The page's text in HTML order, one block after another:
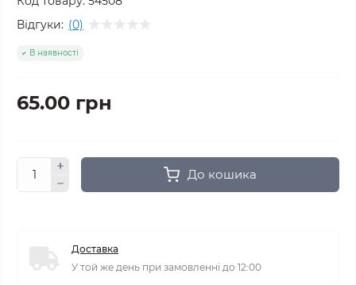
Відгуки: (0)
В наявності
65.00 грн
До кошика
Доставка
У той же день при замовленні до 12:00